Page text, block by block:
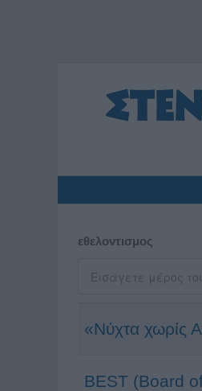
εθελοντισμος
«Νύχτα χωρίς
BEST (Board